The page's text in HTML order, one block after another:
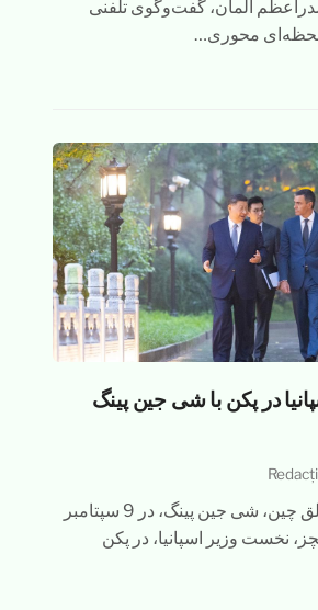
آلمان، گفت‌وگوی تلفنی
لحظه‌ای محوری…
در پکن با شی جین پینگ
رئیس جمهوری خلق چین، شی جین پینگ، در 9 سپتامبر
سانچز، نخست وزیر اسپانیا، در پکن